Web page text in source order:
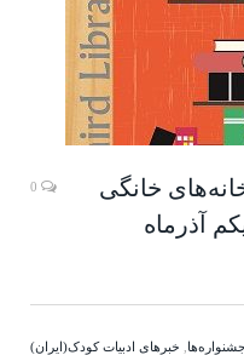
خانگی
آذرماه
جشنواره‌ها خبرهای ادبیات کودک(ایران)